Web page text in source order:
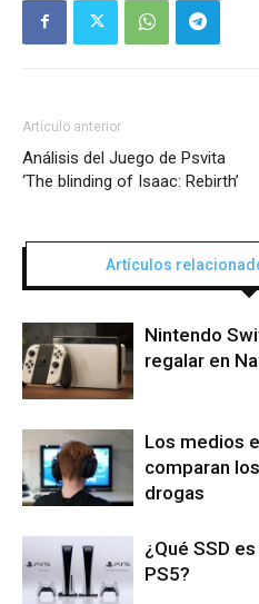
Artículo anterior
Análisis del Juego de Psvita
‘The blinding of Isaac: Rebirth’
Artículos
Nintendo
regalar en
Los medios
comparan
drogas
¿Qué SSD
PS5?